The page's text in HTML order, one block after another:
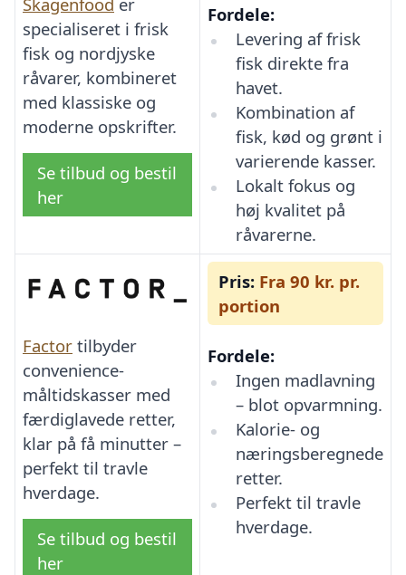
specialiseret i frisk
fisk og nordjyske
råvarer, kombineret
med klassiske og
moderne opskrifter.
Se tilbud og bestil
her
Fordele:
Levering af frisk
fisk direkte fra
havet.
Kombination af
fisk, kød og grønt i
varierende kasser.
Lokalt fokus og
høj kvalitet på
råvarerne.
Factor tilbyder
convenience-
måltidskasser med
færdiglavede retter,
klar på få minutter –
perfekt til travle
hverdage.
Se tilbud og bestil
her
Pris: Fra 90 kr. pr.
portion
Fordele:
Ingen madlavning
– blot opvarmning.
Kalorie- og
næringsberegnede
retter.
Perfekt til travle
hverdage.